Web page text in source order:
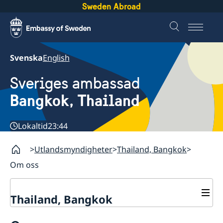
Sweden Abroad
SvenskaEnglish
Sveriges ambassad
Bangkok, Thailand
Lokaltid23:44
Utlandsmyndigheter Thailand, Bangkok
Om oss
Thailand, Bangkok